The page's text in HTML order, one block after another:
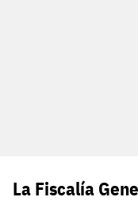
La Fiscalía